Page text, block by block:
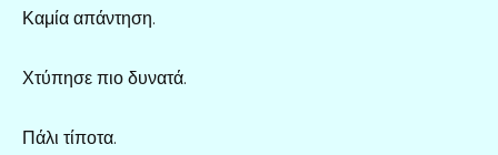
Καμία απάντηση.
Χτύπησε πιο δυνατά.
Πάλι τίποτα.